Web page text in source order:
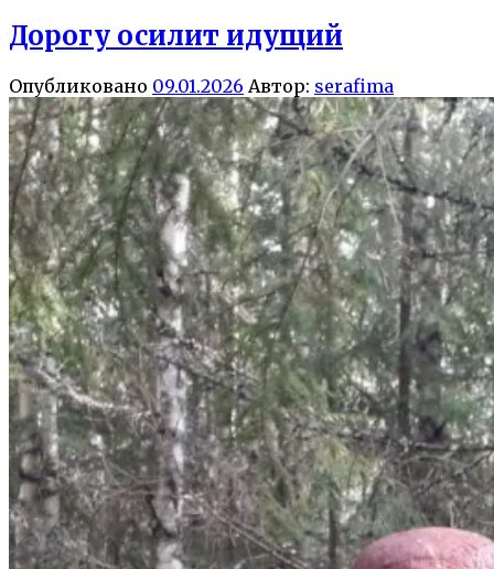
Дорогу осилит идущий
Опубликовано 09.01.2026 Автор: serafima